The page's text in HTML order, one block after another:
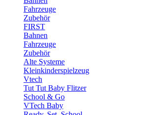
Fahrzeuge
Zubehör
FIRST
Bahnen
Fahrzeuge
Zubehör
Alte Systeme
Kleinkinderspielzeug
Vtech
Tut Tut Baby Flitzer
School & Go
VTech Baby